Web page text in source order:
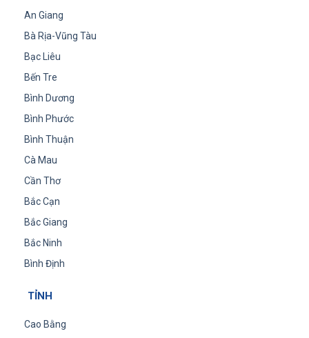
An Giang
Bà Rịa-Vũng Tàu
Bạc Liêu
Bến Tre
Bình Dương
Bình Phước
Bình Thuận
Cà Mau
Cần Thơ
Bắc Cạn
Bắc Giang
Bắc Ninh
Bình Định
TỈNH
Cao Bằng